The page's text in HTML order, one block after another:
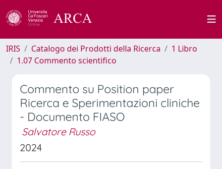
IRIS Catalogo dei Prodotti della Ricerca
1 Libro
1.07 Commento scientifico
Commento su Position paper
Ricerca e Sperimentazioni cliniche
- Documento FIASO
Salvatore Russo
2024